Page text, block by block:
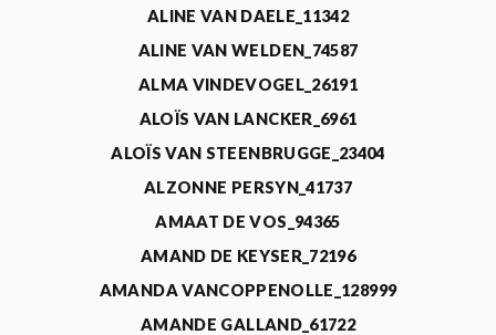
ALINE VAN DAELE_11342
ALINE VAN WELDEN_74587
ALMA VINDEVOGEL_26191
ALOÏS VAN LANCKER_6961
ALOÏS VAN STEENBRUGGE_23404
ALZONNE PERSYN_41737
AMAAT DE VOS_94365
AMAND DE KEYSER_72196
AMANDA VANCOPPENOLLE_128999
AMANDE GALLAND_61722